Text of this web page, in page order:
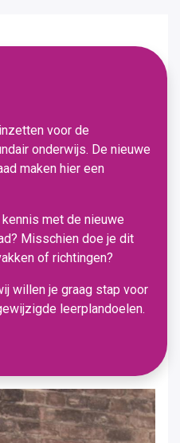
voor de
onderwijs. De nieuwe
maken hier een
met de nieuwe
Misschien doe je dit
of richtingen?
willen je graag stap voor
leerplandoelen.